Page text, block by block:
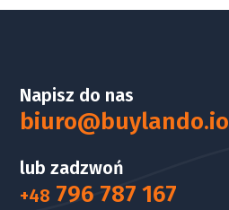
Napisz do nas
biuro@buylando.io
lub zadzwoń
+48 796 787 167